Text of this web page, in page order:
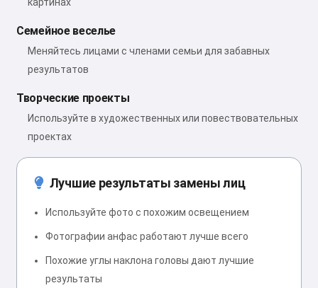
Семейное веселье
Меняйтесь лицами с членами семьи для забавных
результатов
Творческие проекты
Используйте в художественных или повествовательных
проектах
Лучшие результаты замены лиц
Используйте фото с похожим освещением
Фотографии анфас работают лучше всего
Похожие углы наклона головы дают лучшие
результаты